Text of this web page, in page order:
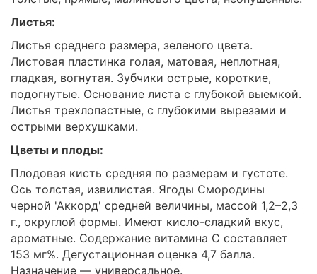
Листья:
Листья среднего размера, зеленого цвета.
Листовая пластинка голая, матовая, неплотная,
гладкая, вогнутая. Зубчики острые, короткие,
подогнутые. Основание листа с глубокой выемкой.
Листья трехлопастные, с глубокими вырезами и
острыми верхушками.
Цветы и плоды:
Плодовая кисть средняя по размерам и густоте.
Ось толстая, извилистая. Ягоды Смородины
черной 'Аккорд' средней величины, массой 1,2–2,3
г., округлой формы. Имеют кисло-сладкий вкус,
ароматные. Содержание витамина С составляет
153 мг%. Дегустационная оценка 4,7 балла.
Назначение — универсальное.